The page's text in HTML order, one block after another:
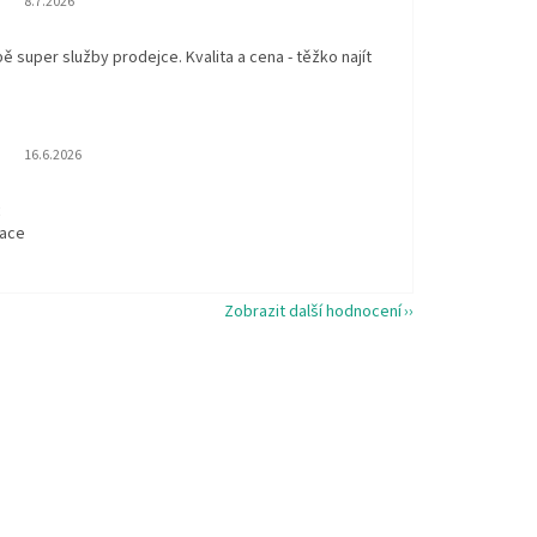
super služby prodejce. Kvalita a cena - těžko najít
Hodnocení obchodu je 5 z 5 hvězdiček.
16.6.2026
Zobrazit další hodnocení